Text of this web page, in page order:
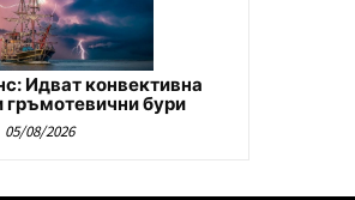
Идват конвективна
гръмотевични бури
05/08/2026